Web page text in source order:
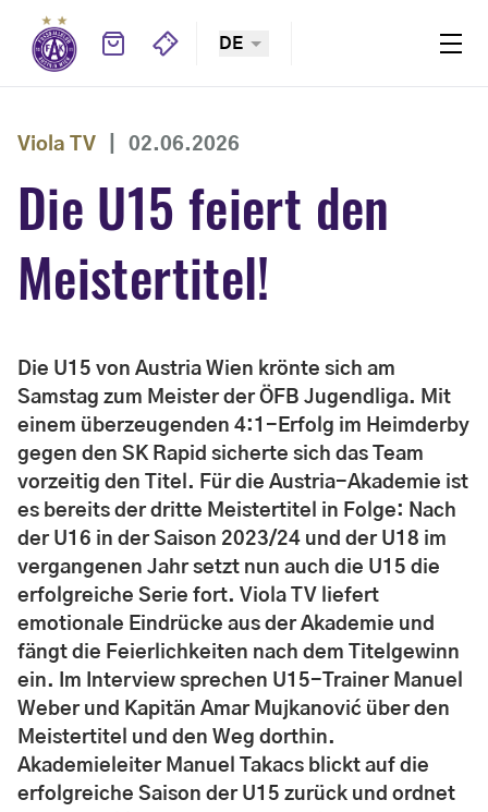
DE
Viola TV 02.06.2026
Die U15 feiert den
Meistertitel!
Die U15 von Austria Wien krönte sich am
Samstag zum Meister der ÖFB Jugendliga. Mit
einem überzeugenden 4:1-Erfolg im Heimderby
gegen den SK Rapid sicherte sich das Team
vorzeitig den Titel. Für die Austria-Akademie ist
es bereits der dritte Meistertitel in Folge: Nach
der U16 in der Saison 2023/24 und der U18 im
vergangenen Jahr setzt nun auch die U15 die
erfolgreiche Serie fort. Viola TV liefert
emotionale Eindrücke aus der Akademie und
fängt die Feierlichkeiten nach dem Titelgewinn
ein. Im Interview sprechen U15-Trainer Manuel
Weber und Kapitän Amar Mujkanović über den
Meistertitel und den Weg dorthin.
Akademieleiter Manuel Takacs blickt auf die
erfolgreiche Saison der U15 zurück und ordnet